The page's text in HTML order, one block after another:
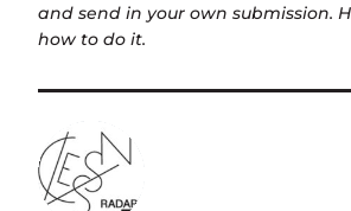
and send in your own submission.
how to do it.